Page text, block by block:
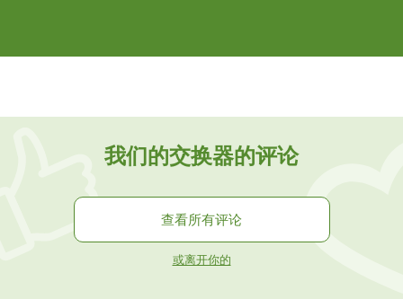
我们的交换器的评论
查看所有评论
或离开你的